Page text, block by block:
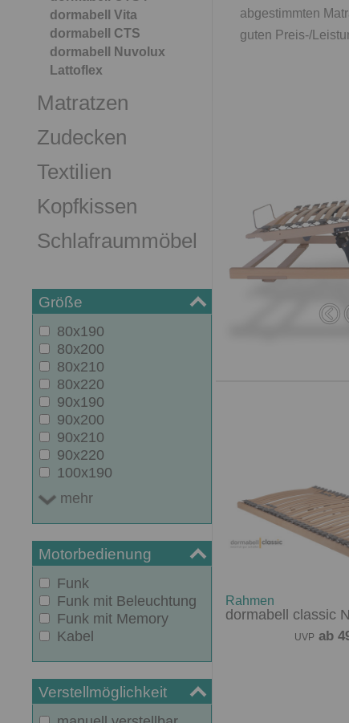
dormabell Vita
dormabell CTS
dormabell Nuvolux
Lattoflex
Matratzen
Zudecken
Textilien
Kopfkissen
Schlafraummöbel
Größe
80x190
80x200
80x210
80x220
90x190
90x200
90x210
90x220
100x190
mehr
Motorbedienung
Funk
Funk mit Beleuchtung
Funk mit Memory
Kabel
Verstellmöglichkeit
abgestimmten
guten Preis-/
Rahmen
dormabell classic N
UVP ab